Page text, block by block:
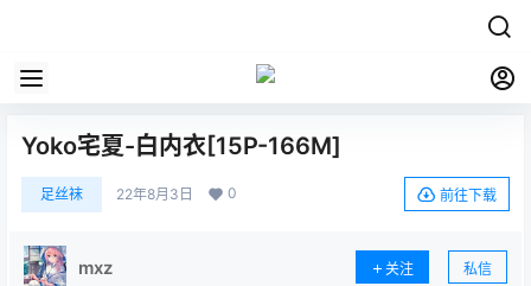
Yoko宅夏-白内衣[15P-166M]
足丝袜 22年8月3日 0 前往下载
mxz 关注 私信